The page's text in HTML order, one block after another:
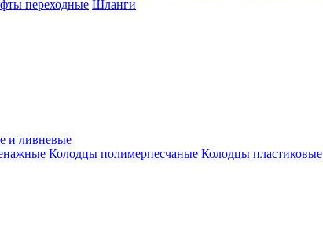
переходные Шланги
и ливневые
Колодцы полимерпесчаные Колодцы пластиковые